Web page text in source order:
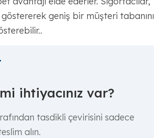
geniş bir müşteri tabanını
ihtiyacınız var?
tasdikli çevirisini sadece
alın.